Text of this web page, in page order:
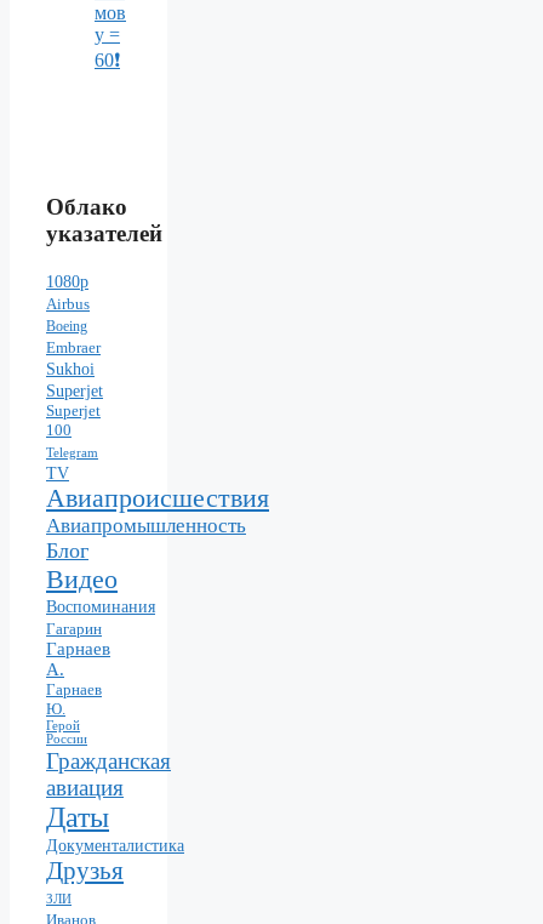
мов
у =
60❗️
Облако
указателей
1080p
Airbus
Boeing
Embraer
Sukhoi
Superjet
Superjet
100
Telegram
TV
Авиапроисшествия
Авиапромышленность
Блог
Видео
Воспоминания
Гагарин
Гарнаев
А.
Гарнаев
Ю.
Герой
России
Гражданская
авиация
Даты
Документалистика
Друзья
ЗЛИ
Иванов